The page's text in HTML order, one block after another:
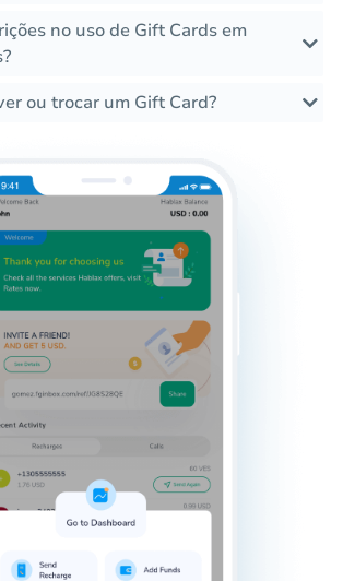
no uso de Gift Cards em
ou trocar um Gift Card?